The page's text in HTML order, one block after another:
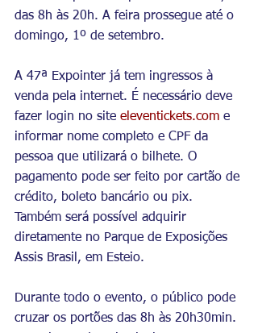
das 8h às 20h. A feira prossegue até o
domingo, 1º de setembro.
A 47ª Expointer já tem ingressos à
venda pela internet. É necessário deve
fazer login no site eleventickets.com e
informar nome completo e CPF da
pessoa que utilizará o bilhete. O
pagamento pode ser feito por cartão de
crédito, boleto bancário ou pix.
Também será possível adquirir
diretamente no Parque de Exposições
Assis Brasil, em Esteio.
Durante todo o evento, o público pode
cruzar os portões das 8h às 20h30min.